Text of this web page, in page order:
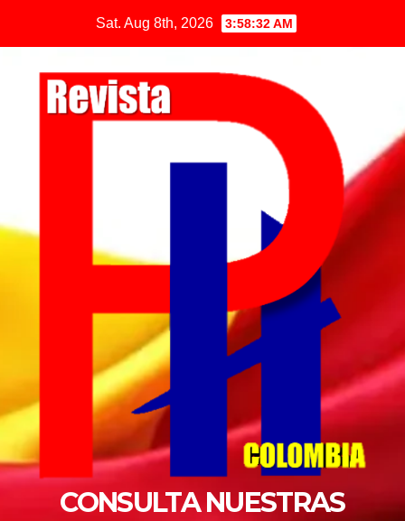
Sat. Aug 8th, 2026 3:58:33 AM
CONSULTA NUESTRAS